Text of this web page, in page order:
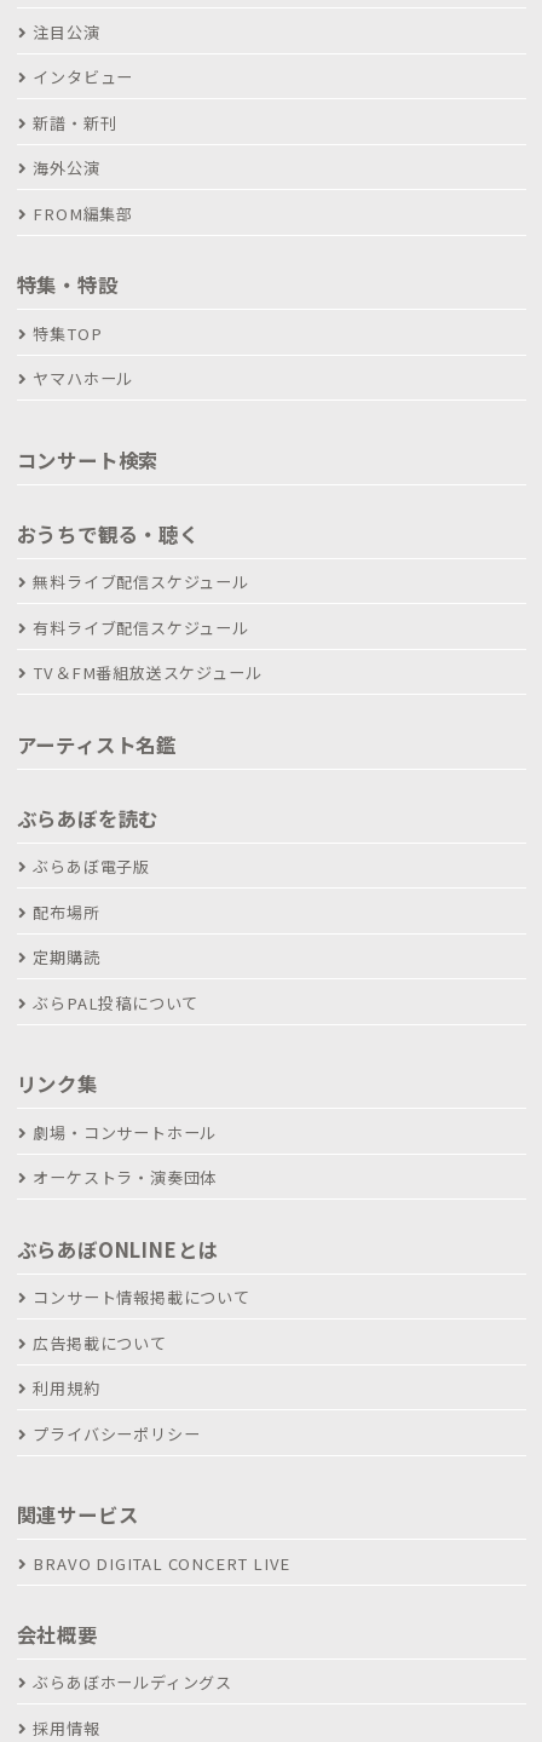
注目公演
インタビュー
新譜・新刊
海外公演
FROM編集部
特集・特設
特集TOP
ヤマハホール
コンサート検索
おうちで観る・聴く
無料ライブ配信スケジュール
有料ライブ配信スケジュール
TV＆FM番組放送スケジュール
アーティスト名鑑
ぶらあぼを読む
ぶらあぼ電子版
配布場所
定期購読
ぶらPAL投稿について
リンク集
劇場・コンサートホール
オーケストラ・演奏団体
ぶらあぼONLINEとは
コンサート情報掲載について
広告掲載について
利用規約
プライバシーポリシー
関連サービス
BRAVO DIGITAL CONCERT LIVE
会社概要
ぶらあぼホールディングス
採用情報